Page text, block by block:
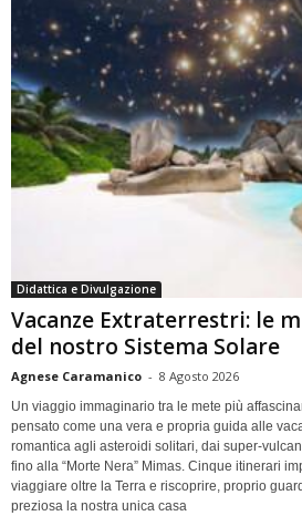
Didattica e Divulgazione
Vacanze Extraterrestri: le
del nostro Sistema Solare
Agnese Caramanico - 8 Agosto 2026
Un viaggio immaginario tra le mete più
pensato come una vera e propria guida alle
romantica agli asteroidi solitari, dai super-
fino alla “Morte Nera” Mimas. Cinque itinerari
viaggiare oltre la Terra e riscoprire, proprio
preziosa la nostra unica casa